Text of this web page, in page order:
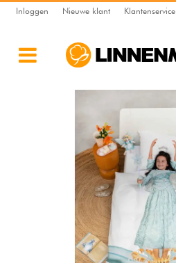
Inloggen Nieuwe klant Klantenservice